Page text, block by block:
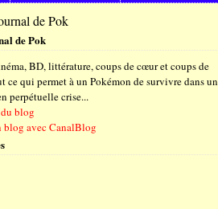
de Pok
BD, littérature, coups de cœur et coups de
ce qui permet à un Pokémon de survivre dans un
perpétuelle crise...
blog
blog avec CanalBlog